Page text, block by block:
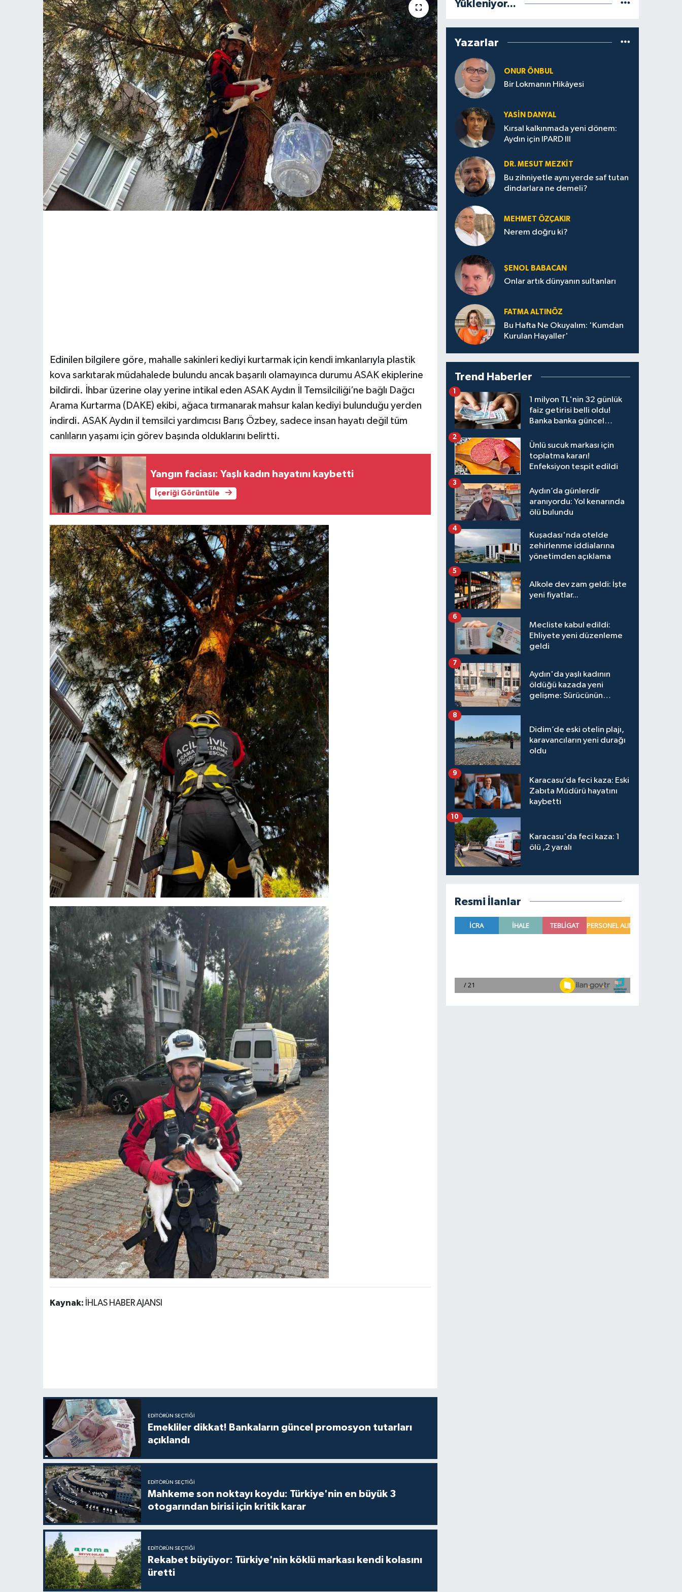
Edinilen bilgilere göre, mahalle sakinleri kediyi kurtarmak için kendi imkanlarıyla plastik
kova sarkıtarak müdahalede bulundu ancak başarılı olamayınca durumu ASAK ekiplerine
bildirdi. İhbar üzerine olay yerine intikal eden ASAK Aydın İl Temsilciliği’ne bağlı Dağcı
Arama Kurtarma (DAKE) ekibi, ağaca tırmanarak mahsur kalan kediyi bulunduğu yerden
indirdi. ASAK Aydın il temsilci yardımcısı Barış Özbey, sadece insan hayatı değil tüm
canlıların yaşamı için görev başında olduklarını belirtti.
Yangın faciası: Yaşlı kadın hayatını kaybetti
İçeriği Görüntüle
Kaynak: İHLAS HABER AJANSI
EDITÖRÜN SEÇTIĞI
Emekliler dikkat! Bankaların güncel promosyon tutarları
açıklandı
EDITÖRÜN SEÇTIĞI
Mahkeme son noktayı koydu: Türkiye'nin en büyük 3
otogarından birisi için kritik karar
EDITÖRÜN SEÇTIĞI
Rekabet büyüyor: Türkiye'nin köklü markası kendi kolasını
üretti
Yükleniyor...
Yazarlar
ONUR ÖNBUL
Bir Lokmanın Hikâyesi
YASIN DANYAL
Kırsal kalkınmada yeni dönem:
Aydın için IPARD III
DR. MESUT MEZKIT
Bu zihniyetle aynı yerde saf tutan
dindarlara ne demeli?
MEHMET ÖZÇAKIR
Nerem doğru ki?
ŞENOL BABACAN
Onlar artık dünyanın sultanları
FATMA ALTINÖZ
Bu Hafta Ne Okuyalım: 'Kumdan
Kurulan Hayaller'
Trend Haberler
1 milyon TL'nin 32 günlük
faiz getirisi belli oldu!
Banka banka güncel
1
Ünlü sucuk markası için
toplatma kararı!
Enfeksiyon tespit edildi
2
Aydın’da günlerdir
aranıyordu: Yol kenarında
ölü bulundu
3
Kuşadası'nda otelde
zehirlenme iddialarına
yönetimden açıklama
4
Alkole dev zam geldi: İşte
yeni fiyatlar...
5
Mecliste kabul edildi:
Ehliyete yeni düzenleme
geldi
6
Aydın'da yaşlı kadının
öldüğü kazada yeni
gelişme: Sürücünün
7
Didim’de eski otelin plajı,
karavancıların yeni durağı
oldu
8
Karacasu’da feci kaza: Eski
Zabıta Müdürü hayatını
kaybetti
9
Karacasu'da feci kaza: 1
ölü ,2 yaralı
10
Resmi İlanlar